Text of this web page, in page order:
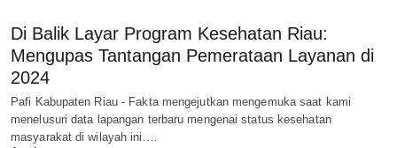
Di Balik Layar Program Kesehatan Riau:
Mengupas Tantangan Pemerataan Layanan di
2024
Pafi Kabupaten Riau - Fakta mengejutkan mengemuka saat kami
menelusuri data lapangan terbaru mengenai status kesehatan
masyarakat di wilayah ini.…